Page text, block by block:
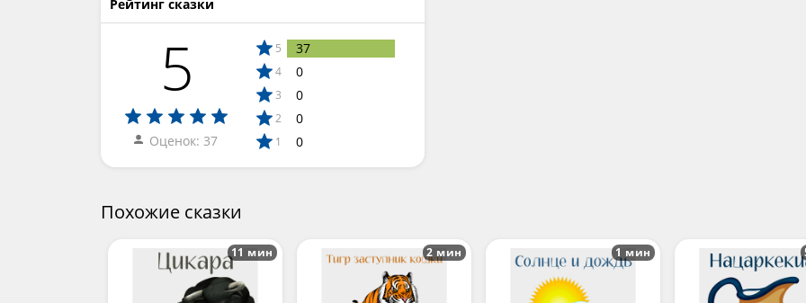
Рейтинг сказки
5
Оценок: 37
5 37
4 0
3 0
2 0
1 0
Похожие сказки
11 мин 2 мин 1 мин